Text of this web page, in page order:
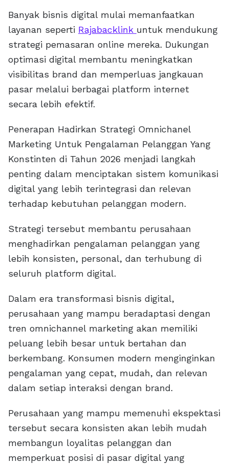
Banyak bisnis digital mulai memanfaatkan
layanan seperti Rajabacklink untuk mendukung
strategi pemasaran online mereka. Dukungan
optimasi digital membantu meningkatkan
visibilitas brand dan memperluas jangkauan
pasar melalui berbagai platform internet
secara lebih efektif.
Penerapan Hadirkan Strategi Omnichanel
Marketing Untuk Pengalaman Pelanggan Yang
Konstinten di Tahun 2026 menjadi langkah
penting dalam menciptakan sistem komunikasi
digital yang lebih terintegrasi dan relevan
terhadap kebutuhan pelanggan modern.
Strategi tersebut membantu perusahaan
menghadirkan pengalaman pelanggan yang
lebih konsisten, personal, dan terhubung di
seluruh platform digital.
Dalam era transformasi bisnis digital,
perusahaan yang mampu beradaptasi dengan
tren omnichannel marketing akan memiliki
peluang lebih besar untuk bertahan dan
berkembang. Konsumen modern menginginkan
pengalaman yang cepat, mudah, dan relevan
dalam setiap interaksi dengan brand.
Perusahaan yang mampu memenuhi ekspektasi
tersebut secara konsisten akan lebih mudah
membangun loyalitas pelanggan dan
memperkuat posisi di pasar digital yang